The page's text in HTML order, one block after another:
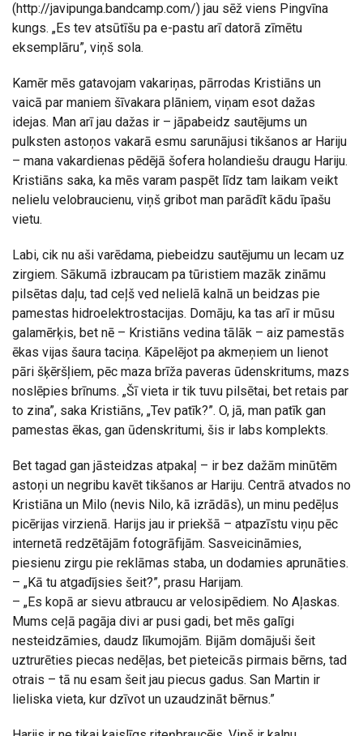
(http://javipunga.bandcamp.com/) jau sēž viens Pingvīna
kungs. „Es tev atsūtīšu pa e-pastu arī datorā zīmētu
eksemplāru”, viņš sola.
Kamēr mēs gatavojam vakariņas, pārrodas Kristiāns un
vaicā par maniem šīvakara plāniem, viņam esot dažas
idejas. Man arī jau dažas ir – jāpabeidz sautējums un
pulksten astoņos vakarā esmu sarunājusi tikšanos ar Hariju
– mana vakardienas pēdējā šofera holandiešu draugu Hariju.
Kristiāns saka, ka mēs varam paspēt līdz tam laikam veikt
nelielu velobraucienu, viņš gribot man parādīt kādu īpašu
vietu.
Labi, cik nu aši varēdama, piebeidzu sautējumu un lecam uz
zirgiem. Sākumā izbraucam pa tūristiem mazāk zināmu
pilsētas daļu, tad ceļš ved nelielā kalnā un beidzas pie
pamestas hidroelektrostacijas. Domāju, ka tas arī ir mūsu
galamērķis, bet nē – Kristiāns vedina tālāk – aiz pamestās
ēkas vijas šaura taciņa. Kāpelējot pa akmeņiem un lienot
pāri šķēršļiem, pēc maza brīža paveras ūdenskritums, mazs
noslēpies brīnums. „Šī vieta ir tik tuvu pilsētai, bet retais par
to zina”, saka Kristiāns, „Tev patīk?”. O, jā, man patīk gan
pamestas ēkas, gan ūdenskritumi, šis ir labs komplekts.
Bet tagad gan jāsteidzas atpakaļ – ir bez dažām minūtēm
astoņi un negribu kavēt tikšanos ar Hariju. Centrā atvados no
Kristiāna un Milo (nevis Nilo, kā izrādās), un minu pedēļus
picērijas virzienā. Harijs jau ir priekšā – atpazīstu viņu pēc
internetā redzētājām fotogrāfijām. Sasveicināmies,
piesienu zirgu pie reklāmas staba, un dodamies aprunāties.
– „Kā tu atgadījsies šeit?”, prasu Harijam.
– „Es kopā ar sievu atbraucu ar velosipēdiem. No Aļaskas.
Mums ceļā pagāja divi ar pusi gadi, bet mēs galīgi
nesteidzāmies, daudz līkumojām. Bijām domājuši šeit
uztrurēties piecas nedēļas, bet pieteicās pirmais bērns, tad
otrais – tā nu esam šeit jau piecus gadus. San Martin ir
lieliska vieta, kur dzīvot un uzaudzināt bērnus.”